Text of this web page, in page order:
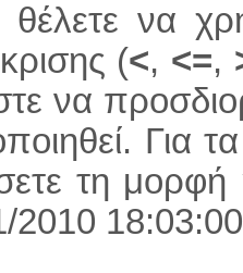
να
(<, <=,
να
Για
τη
2010